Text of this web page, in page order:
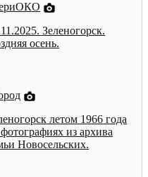
Зеленогорск.
осень.
летом 1966 года
из архива
Новосельских.